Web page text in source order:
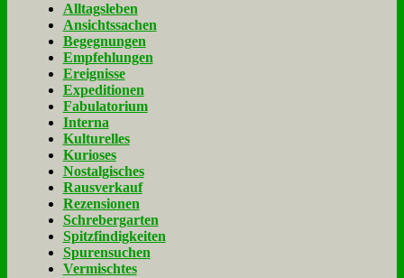
Alltagsleben
Ansichtssachen
Begegnungen
Empfehlungen
Ereignisse
Expeditionen
Fabulatorium
Interna
Kulturelles
Kurioses
Nostalgisches
Rausverkauf
Rezensionen
Schrebergarten
Spitzfindigkeiten
Spurensuchen
Vermischtes